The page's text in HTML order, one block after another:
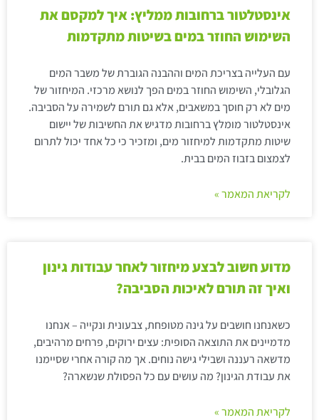
אינסטלטור ברחובות ממליץ: איך למקסם את
השימוש החוזר במים בשיטות מתקדמות
עם העלייה בצריכת המים וההבנה הגוברת של משבר המים
הגלובלי, השימוש החוזר במים הפך לנושא מרכזי. המיחזור של
מים לא רק חוסך במשאבים, אלא גם תורם לשמירה על הסביבה.
אינסטלטור מומלץ ברחובות מדגיש את החשיבות של יישום
שיטות מתקדמות למיחזור מים, ומזכיר כי כל אחד יכול לתרום
לצמצום בזבוז המים בבית.
לקריאת המאמר »
מדוע חשוב לבצע מיחזור לאחר עבודות גינון
ואיך זה תורם לאיכות הסביבה?
כשאנחנו חושבים על גינה מטופחת, צבעונית ונקייה – אנחנו
מדמיינים את התוצאה הסופית: עצים ירוקים, פרחים מרהיבים,
מדשאה רעננה ושבילי גישה נוחים. אך מה קורה אחרי שסיימנו
את עבודת הגינון? מה עושים עם כל הפסולת שנשארה?
לקריאת המאמר »